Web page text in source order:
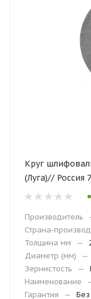
Круг
(Луга)// Россия
Производитель
Страна-
Толщина мм
—
Диаметр (мм)
—
Зернистость
—
Наименование
Гарантия
—